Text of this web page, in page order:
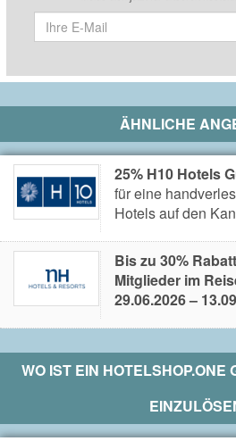
ÄHNLICHE
25% H10 Hotels
für eine
Hotels auf den
Bis zu 30%
Mitglieder im
29.06.2026 –
WO IST EIN HOTELSHOP.ONE